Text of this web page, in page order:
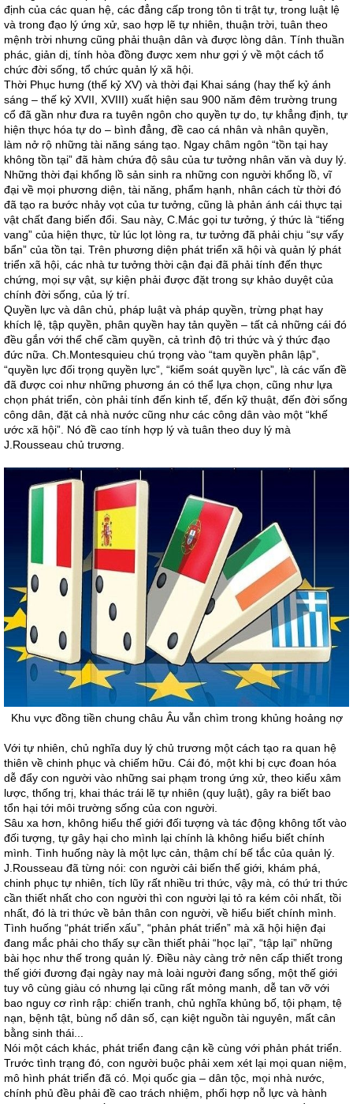
định của các quan hệ, các đẳng cấp trong tôn ti trật tự, trong luật lệ
và trong đạo lý ứng xử, sao hợp lẽ tự nhiên, thuận trời, tuân theo
mệnh trời nhưng cũng phải thuận dân và được lòng dân. Tính thuần
phác, giản dị, tính hòa đồng được xem như gợi ý về một cách tổ
chức đời sống, tổ chức quản lý xã hội.
Thời Phục hưng (thế kỷ XV) và thời đại Khai sáng (hay thế kỷ ánh
sáng – thế kỷ XVII, XVIII) xuất hiện sau 900 năm đêm trường trung
cổ đã gần như đưa ra tuyên ngôn cho quyền tự do, tự khẳng định, tự
hiện thực hóa tự do – bình đẳng, đề cao cá nhân và nhân quyền,
làm nở rộ những tài năng sáng tạo. Ngay châm ngôn “tồn tại hay
không tồn tại” đã hàm chứa độ sâu của tư tưởng nhân văn và duy lý.
Những thời đại khổng lồ sản sinh ra những con người khổng lồ, vĩ
đại về mọi phương diện, tài năng, phẩm hạnh, nhân cách từ thời đó
đã tạo ra bước nhảy vọt của tư tưởng, cũng là phản ánh cái thực tại
vật chất đang biến đổi. Sau này, C.Mác gọi tư tưởng, ý thức là “tiếng
vang” của hiện thực, từ lúc lọt lòng ra, tư tưởng đã phải chịu “sự vấy
bẩn” của tồn tại. Trên phương diện phát triển xã hội và quản lý phát
triển xã hội, các nhà tư tưởng thời cận đại đã phải tính đến thực
chứng, mọi sự vật, sự kiện phải được đặt trong sự khảo duyệt của
chính đời sống, của lý trí.
Quyền lực và dân chủ, pháp luật và pháp quyền, trừng phạt hay
khích lệ, tập quyền, phân quyền hay tản quyền – tất cả những cái đó
đều gắn với thể chế cầm quyền, cả trình độ tri thức và ý thức đạo
đức nữa. Ch.Montesquieu chú trọng vào “tam quyền phân lập”,
“quyền lực đối trọng quyền lực”, “kiểm soát quyền lực”, là các vấn đề
đã được coi như những phương án có thể lựa chọn, cũng như lựa
chọn phát triển, còn phải tính đến kinh tế, đến kỹ thuật, đến đời sống
công dân, đặt cả nhà nước cũng như các công dân vào một “khế
ước xã hội”. Nó đề cao tính hợp lý và tuân theo duy lý mà
J.Rousseau chủ trương.
Khu vực đồng tiền chung châu Âu vẫn chìm trong khủng hoảng nợ
Với tự nhiên, chủ nghĩa duy lý chủ trương một cách tạo ra quan hệ
thiên về chinh phục và chiếm hữu. Cái đó, một khi bị cực đoan hóa
dễ đẩy con người vào những sai phạm trong ứng xử, theo kiểu xâm
lược, thống trị, khai thác trái lẽ tự nhiên (quy luật), gây ra biết bao
tổn hại tới môi trường sống của con người.
Sâu xa hơn, không hiểu thế giới đối tượng và tác động không tốt vào
đối tượng, tự gây hại cho mình lại chính là không hiểu biết chính
mình. Tình huống này là một lực cản, thậm chí bế tắc của quản lý.
J.Rousseau đã từng nói: con người cải biến thế giới, khám phá,
chinh phục tự nhiên, tích lũy rất nhiều tri thức, vậy mà, có thứ tri thức
cần thiết nhất cho con người thì con người lại tỏ ra kém cỏi nhất, tồi
nhất, đó là tri thức về bản thân con người, về hiểu biết chính mình.
Tình huống “phát triển xấu”, “phản phát triển” mà xã hội hiện đại
đang mắc phải cho thấy sự cần thiết phải “học lại”, “tập lại” những
bài học như thế trong quản lý. Điều này càng trở nên cấp thiết trong
thế giới đương đại ngày nay mà loài người đang sống, một thế giới
tuy vô cùng giàu có nhưng lại cũng rất mỏng manh, dễ tan vỡ với
bao nguy cơ rình rập: chiến tranh, chủ nghĩa khủng bố, tội phạm, tệ
nạn, bệnh tật, bùng nổ dân số, cạn kiệt nguồn tài nguyên, mất cân
bằng sinh thái...
Nói một cách khác, phát triển đang cận kề cùng với phản phát triển.
Trước tình trạng đó, con người buộc phải xem xét lại mọi quan niệm,
mô hình phát triển đã có. Mọi quốc gia – dân tộc, mọi nhà nước,
chính phủ đều phải đề cao trách nhiệm, phối hợp nỗ lực và hành